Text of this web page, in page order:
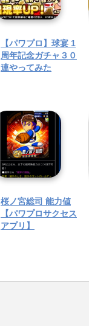
【パワプロ】球宴 1
周年記念ガチャ３０
連やってみた
桜ノ宮総司 能力値
【パワプロサクセス
アプリ】